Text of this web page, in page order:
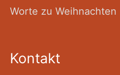
Worte zu Weihnachten
Kontakt